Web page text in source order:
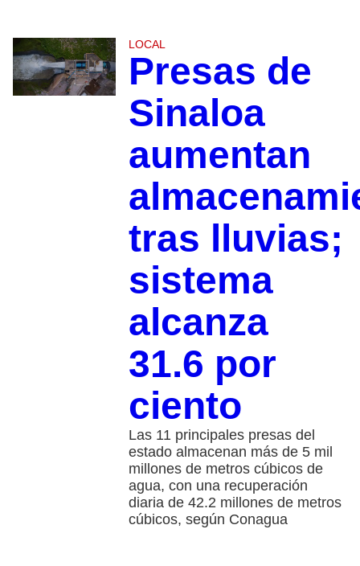
LOCAL
Presas de
Sinaloa
aumentan
tras lluvias;
sistema
alcanza
31.6 por
ciento
Las 11 principales presas del
estado almacenan más de 5 mil
millones de metros cúbicos de
agua, con una recuperación
diaria de 42.2 millones de metros
cúbicos, según Conagua